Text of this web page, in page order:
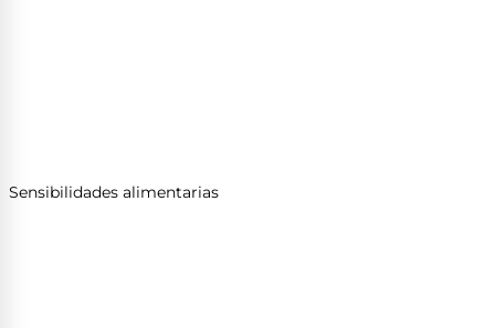
Sensibilidades alimentarias